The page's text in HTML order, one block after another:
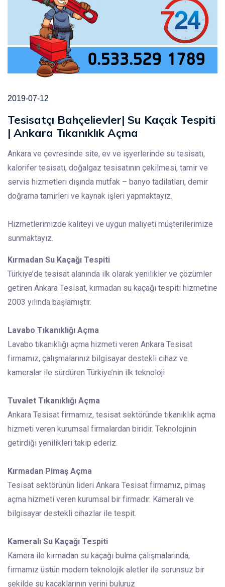
2019-07-12
Tesisatçı Bahçelievler| Su Kaçak Tespiti
| Ankara Tıkanıklık Açma
Ankara ve çevresinde site, ev ve işyerlerinde su tesisatı,
kalorifer tesisatı, doğalgaz tesisatının çekilmesi, tamir ve
servis hizmetleri dışında mutfak – banyo tadilatları, demir
doğrama tamirleri ve kaynak işleri yapmaktayız.
Hizmetlerimizde kaliteyi ve uygun maliyeti müşterilerimize
sunmaktayız.
Kırmadan Su Kaçağı Tespiti
Türkiye’de tesisat alanında ilk olarak yenilikler ve çözümler
getiren Ankara Tesisat, kırmadan su kaçağı tespiti hizmetine
2003 yılında başlamıştır.
Lavabo Tıkanıklığı Açma
Lavabo tıkanıklığı açma hizmeti veren Ankara Tesisat
firmamız, çalışmalarınız bilgisayar destekli cihaz ve
kameralar ile sürdüren Türkiye’nin ilk teknoloji
Tuvalet Tıkanıklığı Açma
Ankara Tesisat firmamız, tesisat sektöründe tıkanıklık açma
hizmeti veren kurumsal firmalardan biridir. Teknolojinin
getirdiği yenilikleri takip ederiz.
Kırmadan Pimaş Açma
Tesisat sektörünün lideri Ankara Tesisat firmamız, pimaş
açma hizmeti veren kurumsal bir firmadır. Kameralı ve
bilgisayar destekli cihazlar ile tespit.
Kameralı Su Kaçağı Tespiti
Kamera ile kırmadan su kaçağı bulma çalışmalarında,
firmamız üstün modern teknolojik aletler ile sorunsuz bir
şekilde su kaçaklarının yerini buluruz